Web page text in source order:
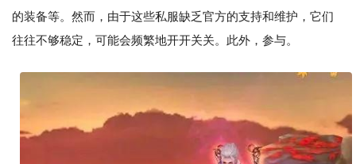
的装备等。然而，由于这些私服缺乏官方的支持和维护，它们
往往不够稳定，可能会频繁地开开关关。此外，参与。